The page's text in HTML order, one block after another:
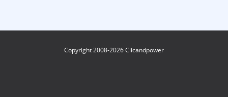
Copyright 2008-2026 Clicandpower